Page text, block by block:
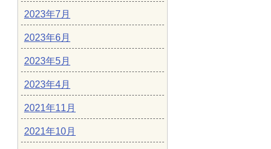
2023年7月
2023年6月
2023年5月
2023年4月
2021年11月
2021年10月